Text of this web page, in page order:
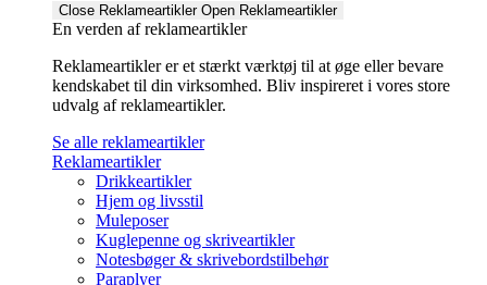
Close Reklameartikler Open Reklameartikler
En verden af reklameartikler ​
Reklameartikler er et stærkt værktøj til at øge eller bevare
kendskabet til din virksomhed. Bliv inspireret i vores store
udvalg af reklameartikler.
Se alle reklameartikler
Reklameartikler
Drikkeartikler
Hjem og livsstil
Muleposer
Kuglepenne og skriveartikler
Notesbøger & skrivebordstilbehør
Paraplyer